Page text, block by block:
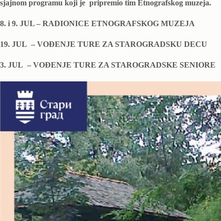
sjajnom programu koji je pripremio tim Etnografskog muzeja.
8. i 9. JUL – RADIONICE ETNOGRAFSKOG MUZEJA
19. JUL – VOĐENJE TURE ZA STAROGRADSKU DECU
3. JUL – VOĐENJE TURE ZA STAROGRADSKE SENIORE